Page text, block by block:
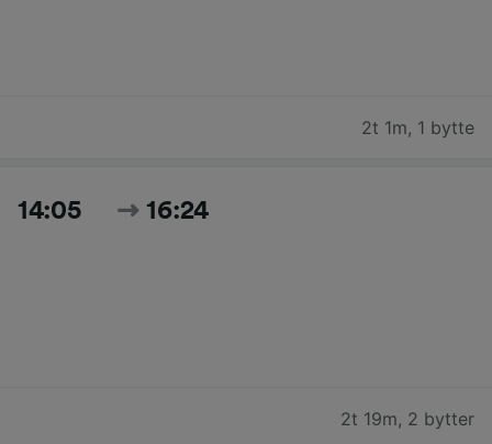
2t 1m, 1 bytte
14:05 16:24
2t 19m, 2 bytter